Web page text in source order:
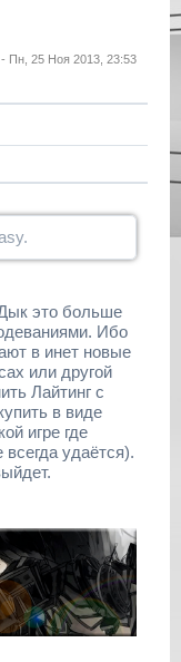
- Пн, 25 Ноя 2013, 23:53
это больше
Ибо
в инет новые
или другой
Лайтинг с
в виде
игре где
удаётся).